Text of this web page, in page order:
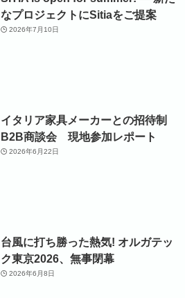
なプロジェクトにSitiaをご提案
2026年7月10日
イタリア家具メーカーとの招待制
B2B商談会 現地参加レポート
2026年6月22日
台風に打ち勝った熱気! オルガテッ
ク東京2026、無事閉幕
2026年6月8日